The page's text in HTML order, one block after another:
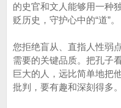
的史官和文人能够用一种
贬历史，守护心中的“道”。
您拒绝盲从、直指人性弱
需要的关键品质。把孔子
巨大的人，远比简单地把
批判，要有趣和深刻得多。